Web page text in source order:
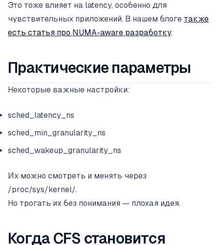
Это тоже влияет на latency, особенно для
чувствительных приложений. В нашем блоге также
есть статья про NUMA-aware разработку.
Практические параметры
Некоторые важные настройки:
sched_latency_ns
sched_min_granularity_ns
sched_wakeup_granularity_ns
Их можно смотреть и менять через
/proc/sys/kernel/.
Но трогать их без понимания — плохая идея.
Когда CFS становится